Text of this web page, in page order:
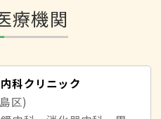
療機関
科クリニック
区)